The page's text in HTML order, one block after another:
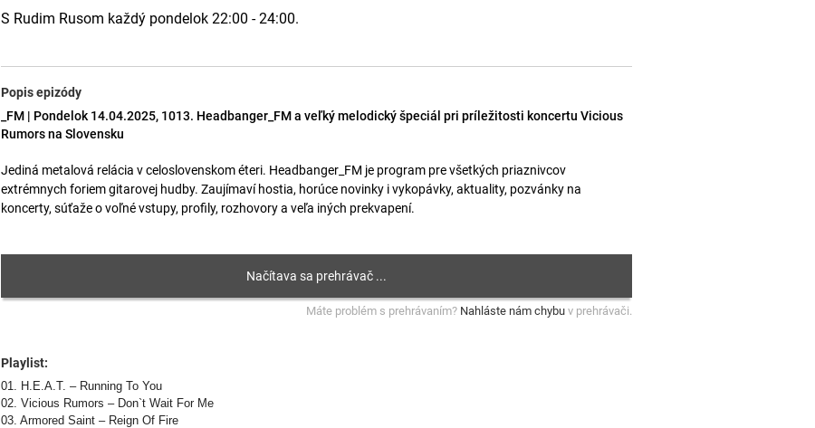
S Rudim Rusom každý pondelok 22:00 - 24:00.
Popis epizódy
_FM | Pondelok 14.04.2025, 1013. Headbanger_FM a veľký melodický špeciál pri príležitosti koncertu Vicious
Rumors na Slovensku
Jediná metalová relácia v celoslovenskom éteri. Headbanger_FM je program pre všetkých priaznivcov
extrémnych foriem gitarovej hudby. Zaujímaví hostia, horúce novinky i vykopávky, aktuality, pozvánky na
koncerty, súťaže o voľné vstupy, profily, rozhovory a veľa iných prekvapení.
Máte problém s prehrávaním? Nahláste nám chybu v prehrávači.
Playlist:
01. H.E.A.T. – Running To You
02. Vicious Rumors – Don`t Wait For Me
03. Armored Saint – Reign Of Fire